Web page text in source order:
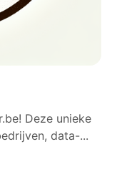
Deze unieke
data-...